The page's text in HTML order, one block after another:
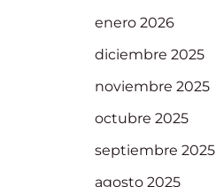
enero 2026
diciembre 2025
noviembre 2025
octubre 2025
septiembre 2025
agosto 2025